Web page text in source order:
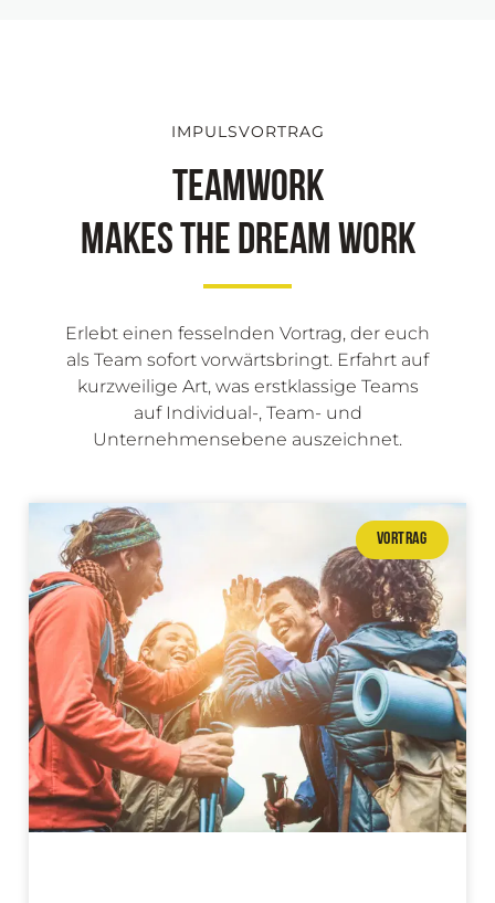
IMPULSVORTRAG
Teamwork
makes the dream work
Erlebt einen fesselnden Vortrag, der euch
als Team sofort vorwärtsbringt. Erfahrt auf
kurzweilige Art, was erstklassige Teams
auf Individual-, Team- und
Unternehmensebene auszeichnet.
VORTRAG